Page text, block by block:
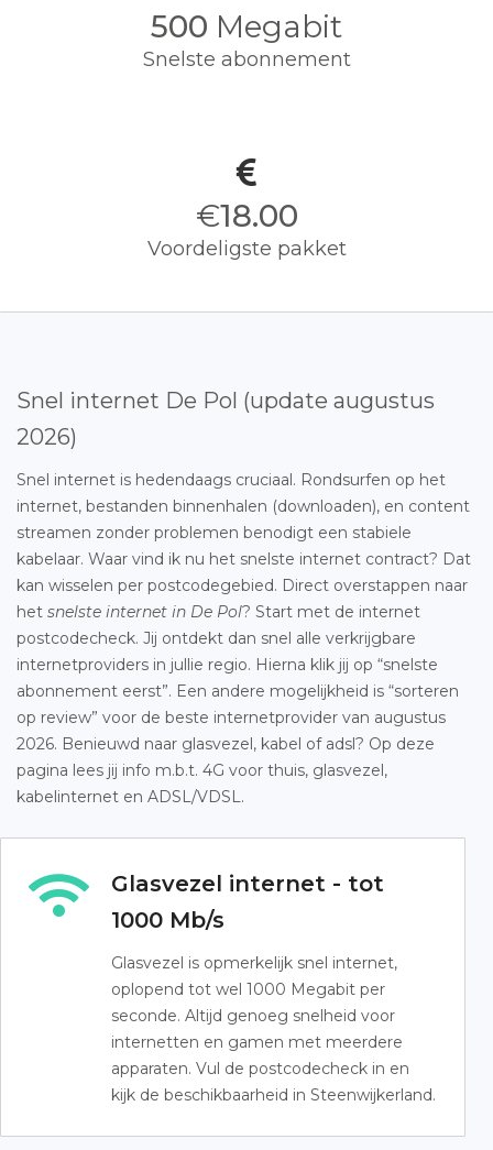
500 Megabit
Snelste abonnement
€18.00
Voordeligste pakket
Snel internet De Pol (update augustus
2026)
Snel internet is hedendaags cruciaal. Rondsurfen op het
internet, bestanden binnenhalen (downloaden), en content
streamen zonder problemen benodigt een stabiele
kabelaar. Waar vind ik nu het snelste internet contract? Dat
kan wisselen per postcodegebied. Direct overstappen naar
het snelste internet in De Pol? Start met de internet
postcodecheck. Jij ontdekt dan snel alle verkrijgbare
internetproviders in jullie regio. Hierna klik jij op “snelste
abonnement eerst”. Een andere mogelijkheid is “sorteren
op review” voor de beste internetprovider van augustus
2026. Benieuwd naar glasvezel, kabel of adsl? Op deze
pagina lees jij info m.b.t. 4G voor thuis, glasvezel,
kabelinternet en ADSL/VDSL.
Glasvezel internet - tot
1000 Mb/s
Glasvezel is opmerkelijk snel internet,
oplopend tot wel 1000 Megabit per
seconde. Altijd genoeg snelheid voor
internetten en gamen met meerdere
apparaten. Vul de postcodecheck in en
kijk de beschikbaarheid in Steenwijkerland.